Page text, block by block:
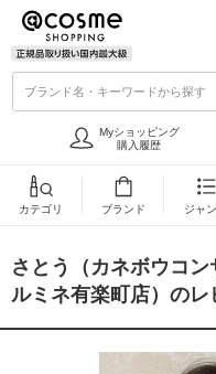
ブランド名・キーワードから探す
Myショッピング
購入履歴
カテゴリ ブランド ジャ
さとう（カネボウコ
ルミネ有楽町店）のレ